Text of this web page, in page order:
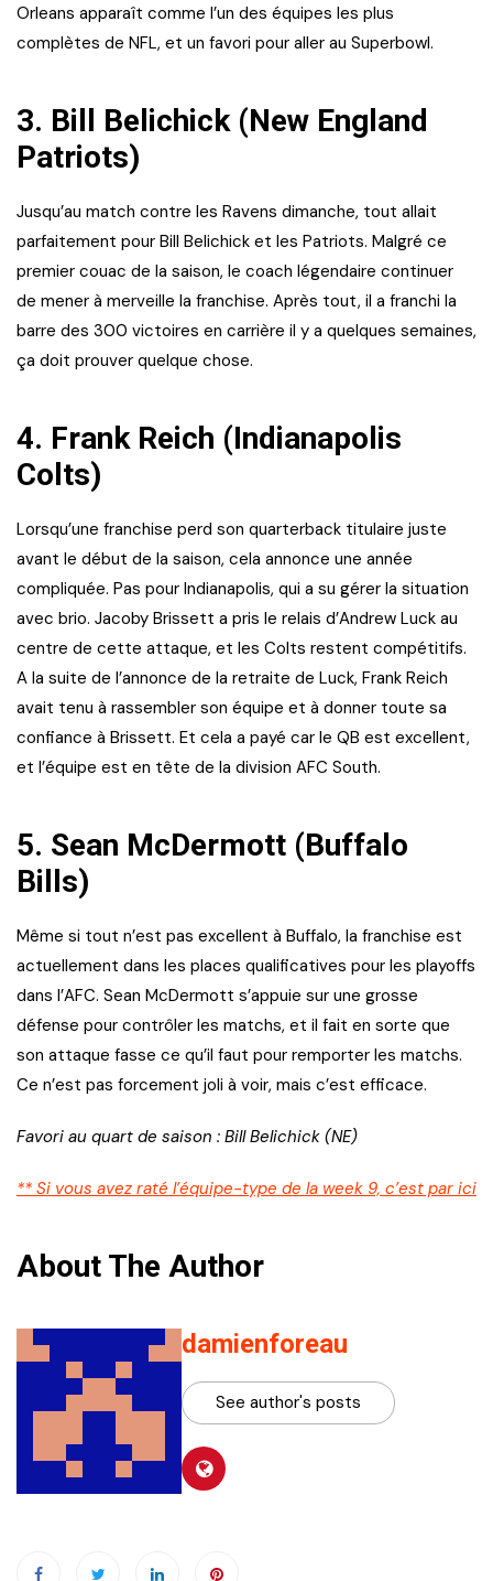
Orleans apparaît comme l’un des équipes les plus
complètes de NFL, et un favori pour aller au Superbowl.
3. Bill Belichick (New England
Patriots)
Jusqu’au match contre les Ravens dimanche, tout allait
parfaitement pour Bill Belichick et les Patriots. Malgré ce
premier couac de la saison, le coach légendaire continuer
de mener à merveille la franchise. Après tout, il a franchi la
barre des 300 victoires en carrière il y a quelques semaines,
ça doit prouver quelque chose.
4. Frank Reich (Indianapolis
Colts)
Lorsqu’une franchise perd son quarterback titulaire juste
avant le début de la saison, cela annonce une année
compliquée. Pas pour Indianapolis, qui a su gérer la situation
avec brio. Jacoby Brissett a pris le relais d’Andrew Luck au
centre de cette attaque, et les Colts restent compétitifs.
A la suite de l’annonce de la retraite de Luck, Frank Reich
avait tenu à rassembler son équipe et à donner toute sa
confiance à Brissett. Et cela a payé car le QB est excellent,
et l’équipe est en tête de la division AFC South.
5. Sean McDermott (Buffalo
Bills)
Même si tout n’est pas excellent à Buffalo, la franchise est
actuellement dans les places qualificatives pour les playoffs
dans l’AFC. Sean McDermott s’appuie sur une grosse
défense pour contrôler les matchs, et il fait en sorte que
son attaque fasse ce qu’il faut pour remporter les matchs.
Ce n’est pas forcement joli à voir, mais c’est efficace.
Favori au quart de saison : Bill Belichick (NE)
** Si vous avez raté l’équipe-type de la week 9, c’est par ici
About The Author
damienforeau
See author's posts